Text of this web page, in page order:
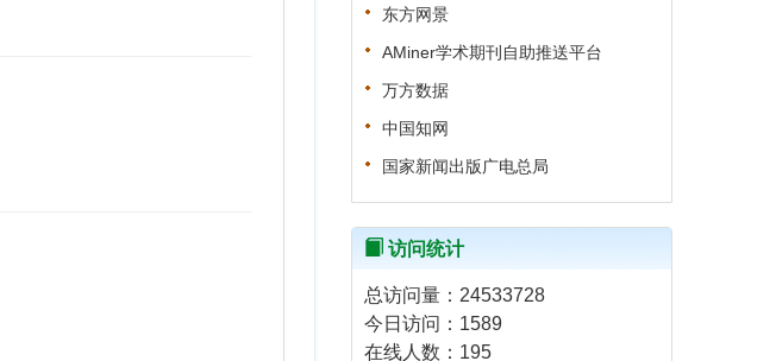
东方网景
AMiner学术期刊自助推送平台
万方数据
中国知网
国家新闻出版广电总局
访问统计
总访问量： 24533728
今日访问： 1589
在线人数： 195